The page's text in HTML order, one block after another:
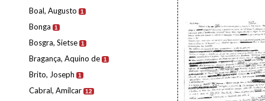
Boal, Augusto 1
Bonga 1
Bosgra, Sietse 1
Bragança, Aquino de 1
Brito, Joseph 1
Cabral, Amílcar 12